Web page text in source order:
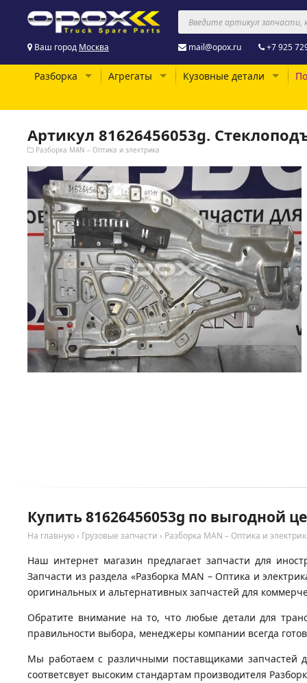
Ваш город Москва mail@opox.ru +7 925
Разборка Агрегаты Кузовные детали
Артикул 81626456053g.
Разборка MAN – Оптика и электрика
Купить 81626456053g по выгодной
На главную › Грузовые запчасти › Разборка MAN – Оптика и
Наш интернет магазин предлагает запчасти для
Запчасти из раздела «Разборка MAN – Оптика и
оригинальных и альтернативных запчастей для
Обратите внимание на то, что любые детали для
правильности выбора, менеджеры компании всегда
Мы работаем с различными поставщиками запчастей
соответсвует высоким стандартам производителя